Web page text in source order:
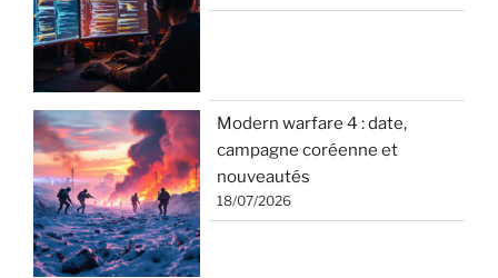
Modern warfare 4 : date,
campagne coréenne et
nouveautés
18/07/2026